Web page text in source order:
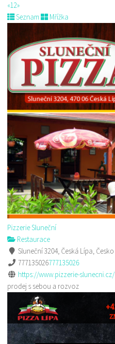
«12»
Seznam
Mřížka
Pizzerie Sluneční
Restaurace
Sluneční 3204, Česká Lípa, Česko
777135026777135026
https://www.pizzerie-slunecni.cz/
prodej s sebou a rozvoz